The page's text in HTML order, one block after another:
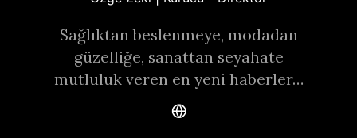
Sağlıktan beslenmeye, modadan
güzelliğe, sanattan seyahate
mutluluk veren en yeni haberler…